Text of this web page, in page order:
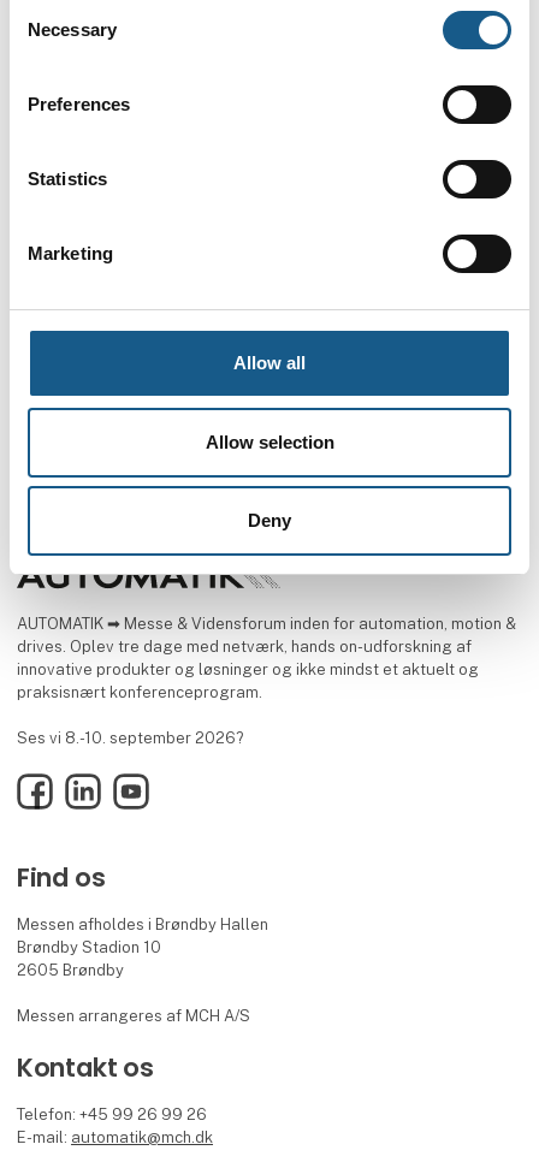
Selection
Necessary
Preferences
Statistics
Marketing
Allow all
Allow selection
Deny
AUTOMATIK ➡ Messe & Vidensforum inden for automation, motion &
drives. Oplev tre dage med netværk, hands on-udforskning af
innovative produkter og løsninger og ikke mindst et aktuelt og
praksisnært konferenceprogram.
Ses vi 8.-10. september 2026?
FacebookLinkedInYouTube
Find os
Messen afholdes i Brøndby Hallen
Brøndby Stadion 10
2605 Brøndby
Messen arrangeres af MCH A/S
Kontakt os
Telefon: +45 99 26 99 26
E-mail: automatik@mch.dk